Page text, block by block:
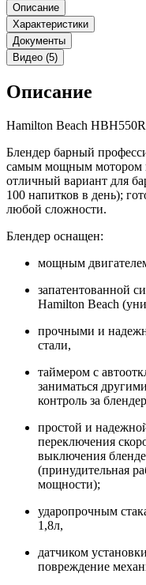
Описание
Характеристики
Документы
Видео (5)
Описание
Hamilton Beach
Блендер барный
самым мощным мотором
отличный вариант для
100 напитков в день);
любой сложности.
Блендер оснащен:
мощным
запатентованной
Hamilton Beach
прочными и
стали,
таймером с
заниматься
контроль за
простой и
переключения
выключения
(принудительная
мощности);
ударопрочным
1,8л,
датчиком
повреждение